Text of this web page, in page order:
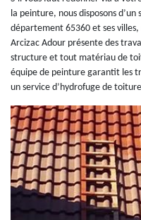
la peinture, nous disposons
département 65360 et ses
Arcizac Adour présente des
structure et tout matériau de
équipe de peinture garantit les
un service d’hydrofuge de